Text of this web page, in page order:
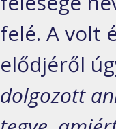
felé. A volt
elődjéről
dolgozott